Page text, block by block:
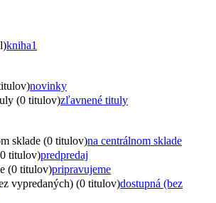
kniha1
novinky
(0 titulov)zľavnené tituly
sklade (0 titulov)na centrálnom sklade
titulov)predpredaj
(0 titulov)pripravujeme
vypredaných) (0 titulov)dostupná (bez